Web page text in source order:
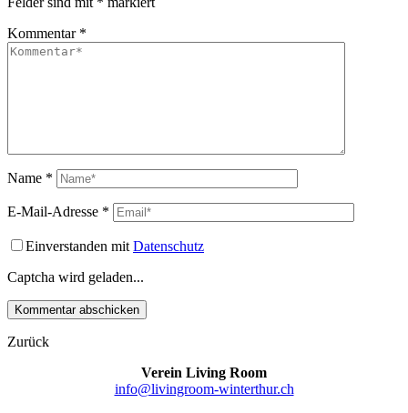
Kommentar *
Name *
E-Mail-Adresse *
Einverstanden mit Datenschutz
Captcha wird geladen...
Zurück
Verein Living Room
info@livingroom-winterthur.ch